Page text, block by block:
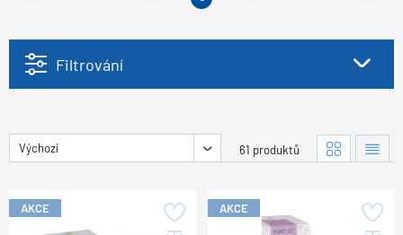
Filtrování
Výchozí 61 produktů
AKCE AKCE